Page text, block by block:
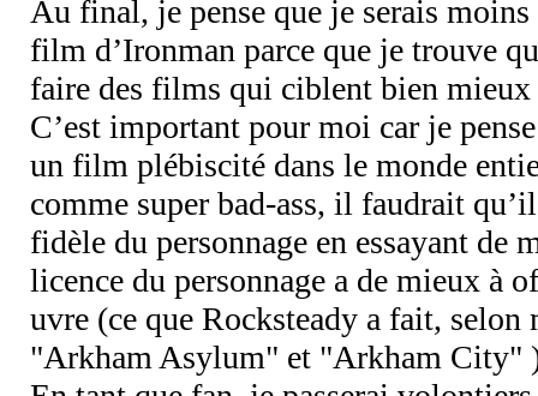
Au final, je pense que je serais
film d’Ironman parce que je trouve
faire des films qui ciblent bien mieux
C’est important pour moi car je
un film plébiscité dans le monde
comme super bad-ass, il faudrait
fidèle du personnage en essayant de
licence du personnage a de mieux à
uvre (ce que Rocksteady a fait, selon
"Arkham Asylum" et "Arkham City"